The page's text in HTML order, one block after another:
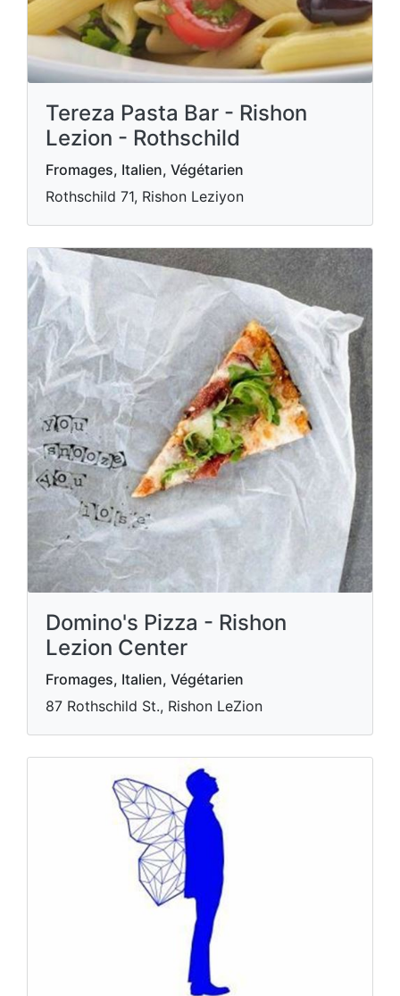
Tereza Pasta Bar - Rishon
Lezion - Rothschild
Fromages, Italien, Végétarien
Rothschild 71, Rishon Leziyon
Domino's Pizza - Rishon
Lezion Center
Fromages, Italien, Végétarien
87 Rothschild St., Rishon LeZion